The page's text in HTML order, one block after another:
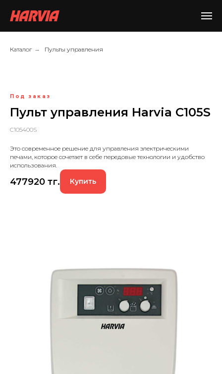
Каталог → Пульты управления
Под заказ
Пульт управления Harvia C105S
C105400S
Это современное решение для управления электрическими
печами, которое сочетает в себе передовые технологии и удобство
использования.
477920 тг. Купить